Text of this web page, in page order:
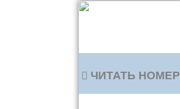
ЧИТАТЬ НОМЕР